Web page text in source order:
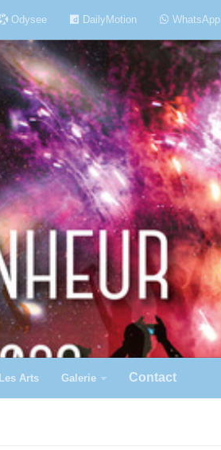
Odysee DailyMotion WhatsApp
Les Arts Galerie Contact